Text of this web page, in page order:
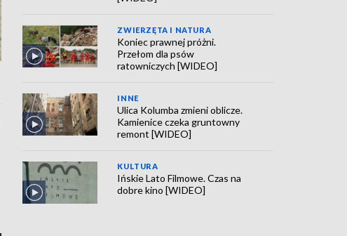
ZWIERZĘTA I NATURA
Koniec prawnej próżni.
Przełom dla psów
ratowniczych [WIDEO]
INNE
Ulica Kolumba zmieni oblicze.
Kamienice czeka gruntowny
remont [WIDEO]
KULTURA
Ińskie Lato Filmowe. Czas na
dobre kino [WIDEO]